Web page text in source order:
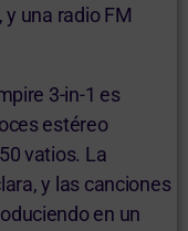
una radio FM
3-in-1 es
estéreo
vatios. La
y las canciones
en un